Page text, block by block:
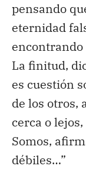
pensando
eternidad
La finitud,
es cuestión
de los otros,
cerca o
Somos,
débiles…”